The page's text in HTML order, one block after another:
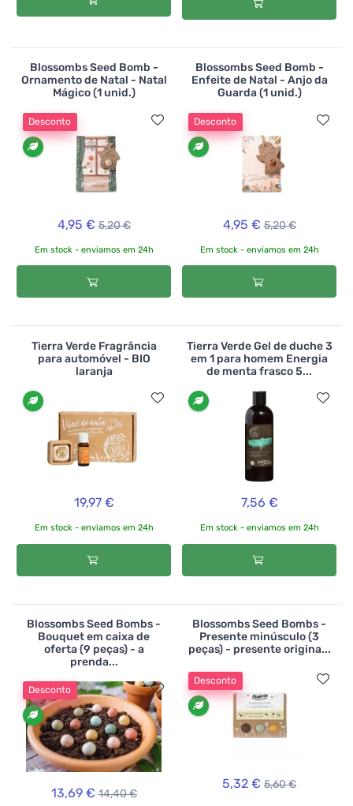
Blossombs Seed Bomb -
Ornamento de Natal - Natal
Mágico (1 unid.)
Desconto
4,95 € 5,20 €
Em stock - enviamos em 24h
Blossombs Seed Bomb -
Enfeite de Natal - Anjo da
Guarda (1 unid.)
Desconto
4,95 € 5,20 €
Em stock - enviamos em 24h
Tierra Verde Fragrância
para automóvel - BIO
laranja
19,97 €
Em stock - enviamos em 24h
Tierra Verde Gel de duche 3
em 1 para homem Energia
de menta frasco 5...
7,56 €
Em stock - enviamos em 24h
Blossombs Seed Bombs -
Bouquet em caixa de
oferta (9 peças) - a
prenda...
Desconto
13,69 € 14,40 €
Blossombs Seed Bombs -
Presente minúsculo (3
peças) - presente origina...
Desconto
5,32 € 5,60 €